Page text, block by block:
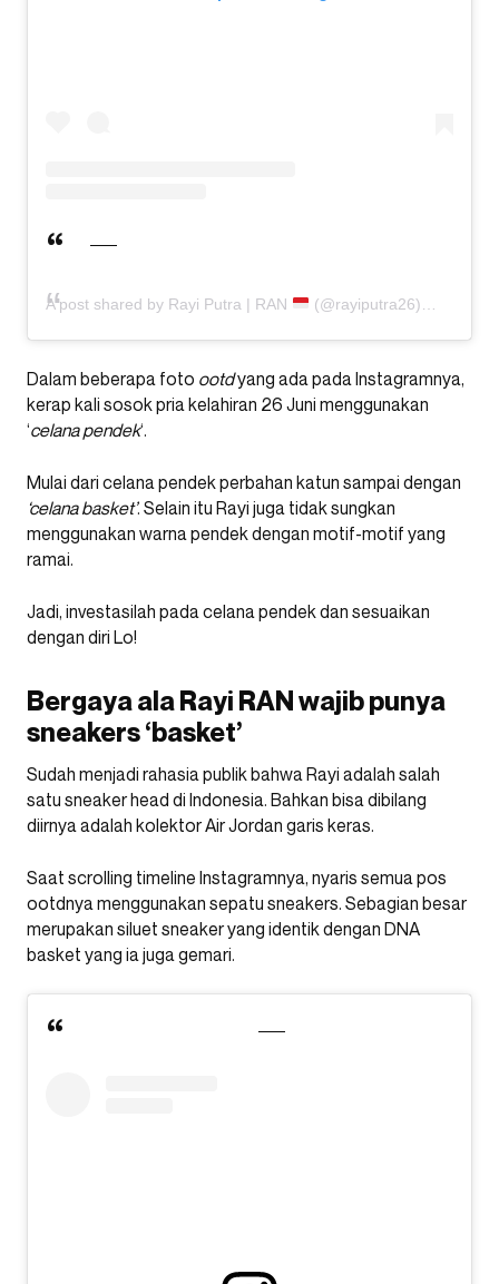
A post shared by Rayi Putra | RAN (@rayiputra26)
Dalam beberapa foto ootdyang ada pada Instagramnya,
kerap kali sosok pria kelahiran 26 Juni menggunakan
‘celana pendek‘.
Mulai dari celana pendek perbahan katun sampai dengan
‘celana basket’. Selain itu Rayi juga tidak sungkan
menggunakan warna pendek dengan motif-motif yang
ramai.
Jadi, investasilah pada celana pendek dan sesuaikan
dengan diri Lo!
Bergaya ala Rayi RAN wajib punya
sneakers ‘basket’
Sudah menjadi rahasia publik bahwa Rayi adalah salah
satu sneaker head di Indonesia. Bahkan bisa dibilang
diirnya adalah kolektor Air Jordan garis keras.
Saat scrolling timeline Instagramnya, nyaris semua pos
ootdnya menggunakan sepatu sneakers. Sebagian besar
merupakan siluet sneaker yang identik dengan DNA
basket yang ia juga gemari.